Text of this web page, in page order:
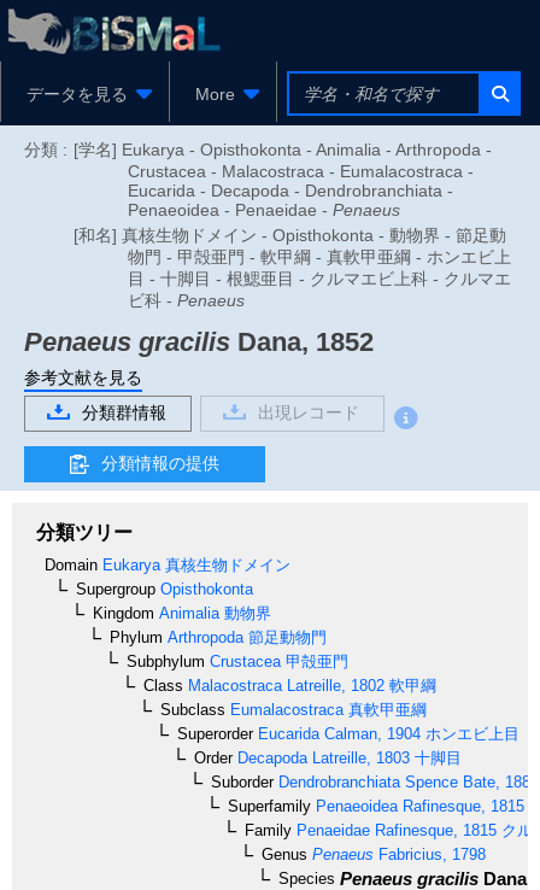
データを見る More
分類 : [学名] Eukarya - Opisthokonta - Animalia - Arthropoda -
Crustacea - Malacostraca - Eumalacostraca -
Eucarida - Decapoda - Dendrobranchiata -
Penaeoidea - Penaeidae - Penaeus
[和名] 真核生物ドメイン - Opisthokonta - 動物界 - 節足動
物門 - 甲殻亜門 - 軟甲綱 - 真軟甲亜綱 - ホンエビ上
目 - 十脚目 - 根鰓亜目 - クルマエビ上科 - クルマエ
ビ科 - Penaeus
Penaeus gracilis Dana, 1852
参考文献を見る
分類群情報
出現レコード
分類情報の提供
分類ツリー
Domain Eukarya 真核生物ドメイン
Supergroup Opisthokonta
Kingdom Animalia 動物界
Phylum Arthropoda 節足動物門
Subphylum Crustacea 甲殻亜門
Class Malacostraca Latreille, 1802 軟甲綱
Subclass Eumalacostraca 真軟甲亜綱
SuperorderEucarida Calman, 1904 ホンエビ上目
OrderDecapoda Latreille, 1803 十脚目
SuborderDendrobranchiata Spence Bate, 1888
Superfamily Penaeoidea Rafinesque, 1815
Family Penaeidae Rafinesque, 1815 クル
Genus Penaeus Fabricius, 1798
Species Penaeus gracilis Dana,